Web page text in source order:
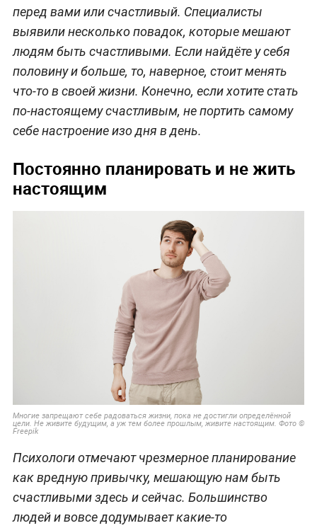
перед вами или счастливый. Специалисты
выявили несколько повадок, которые мешают
людям быть счастливыми. Если найдёте у себя
половину и больше, то, наверное, стоит менять
что-то в своей жизни. Конечно, если хотите стать
по-настоящему счастливым, не портить самому
себе настроение изо дня в день.
Постоянно планировать и не жить
настоящим
Многие запрещают себе радоваться жизни, пока не достигли определённой
цели. Не живите будущим, а уж тем более прошлым, живите настоящим. Фото ©
Freepik
Психологи отмечают чрезмерное планирование
как вредную привычку, мешающую нам быть
счастливыми здесь и сейчас. Большинство
людей и вовсе додумывает какие-то